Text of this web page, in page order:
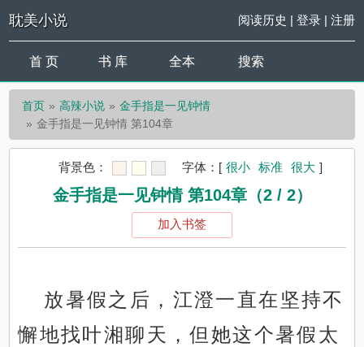
耽美小说 阅读历史 | 登录| 注册
首 页 书 库 全本 搜索
首页 高辣小说
金手指是一见钟情
金手指是一见钟情 第104章
背景色： 字体： [ 很小 标准 很大 ]
金手指是一见钟情 第104章（2 / 2）
加入书签
放暑假之后，江澄一直在坚持不
懈地找叶湘聊天，但她这个暑假太